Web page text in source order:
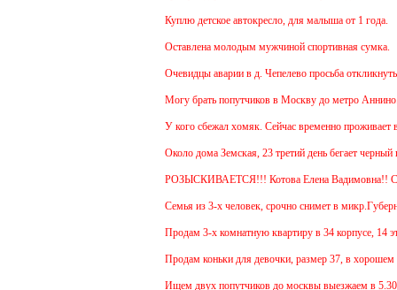
Куплю детское автокресло, для малыша от 1 года.
Оставлена молодым мужчиной спортивная сумка.
Очевидцы аварии в д. Чепелево просьба
Могу брать попутчиков в Москву до метро
У кого сбежал хомяк. Сейчас временно проживает
Около дома Земская, 23 третий день бегает черный
РОЗЫСКИВАЕТСЯ!!! Котова Елена
Семья из 3-х человек, срочно снимет в
Продам 3-х комнатную квартиру в 34 корпусе, 14
Продам коньки для девочки, размер 37, в хорошем
Ищем двух попутчиков до москвы выезжаем в 5.30-